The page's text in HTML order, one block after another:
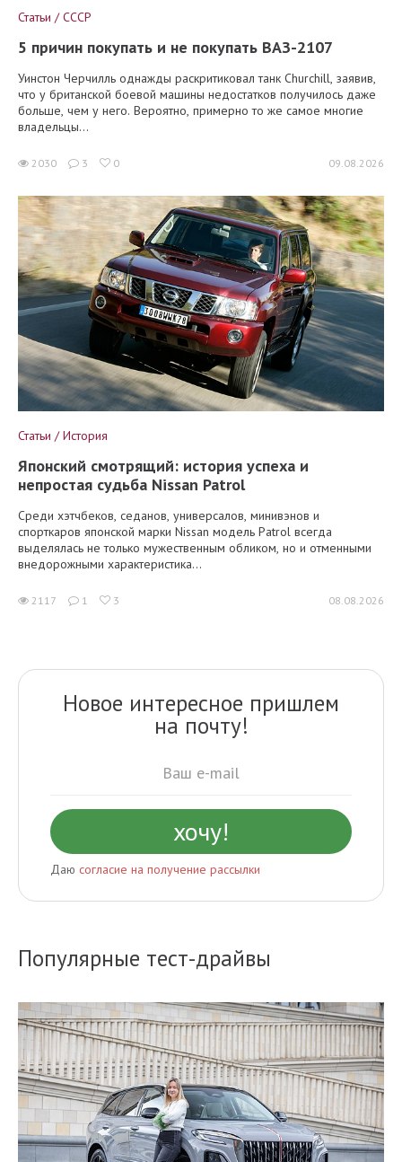
Статьи / СССР
5 причин покупать и не покупать ВАЗ-2107
Уинстон Черчилль однажды раскритиковал танк Churchill, заявив,
что у британской боевой машины недостатков получилось даже
больше, чем у него. Вероятно, примерно то же самое многие
владельцы...
2030 3 0 09.08.2026
Статьи / История
Японский смотрящий: история успеха и
непростая судьба Nissan Patrol
Среди хэтчбеков, седанов, универсалов, минивэнов и
спорткаров японской марки Nissan модель Patrol всегда
выделялась не только мужественным обликом, но и отменными
внедорожными характеристика...
2117 1 3 08.08.2026
Новое интересное пришлем
на почту!
Даю согласие на получение рассылки
Популярные тест-драйвы